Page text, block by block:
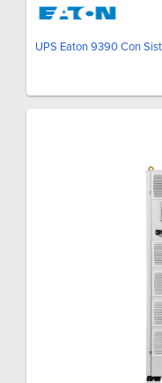
UPS Eaton 9390 Con